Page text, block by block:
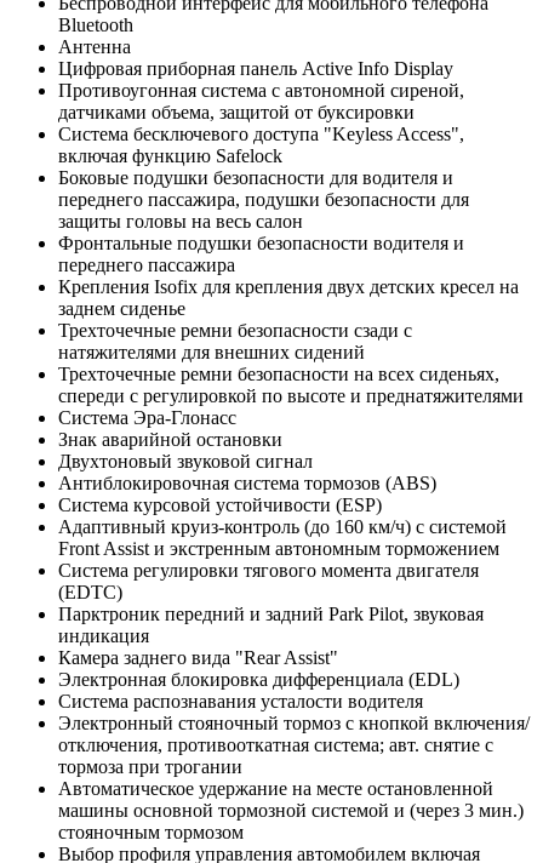
Bluetooth
Антенна
Цифровая приборная панель Active Info Display
Противоугонная система с автономной сиреной,
датчиками объема, защитой от буксировки
Система бесключевого доступа "Keyless Access",
включая функцию Safelock
Боковые подушки безопасности для водителя и
переднего пассажира, подушки безопасности для
защиты головы на весь салон
Фронтальные подушки безопасности водителя и
переднего пассажира
Крепления Isofix для крепления двух детских кресел на
заднем сиденье
Трехточечные ремни безопасности сзади с
натяжителями для внешних сидений
Трехточечные ремни безопасности на всех сиденьях,
спереди с регулировкой по высоте и преднатяжителями
Система Эра-Глонасс
Знак аварийной остановки
Двухтоновый звуковой сигнал
Антиблокировочная система тормозов (ABS)
Система курсовой устойчивости (ESP)
Адаптивный круиз-контроль (до 160 км/ч) с системой
Front Assist и экстренным автономным торможением
Cистема регулировки тягового момента двигателя
(EDTC)
Парктроник передний и задний Park Pilot, звуковая
индикация
Камера заднего вида "Rear Assist"
Электронная блокировка дифференциала (EDL)
Система распознавания усталости водителя
Электронный стояночный тормоз с кнопкой включения/
отключения, противооткатная система; авт. снятие с
тормоза при трогании
Автоматическое удержание на месте остановленной
машины основной тормозной системой и (через 3 мин.)
стояночным тормозом
Выбор профиля управления автомобилем включая